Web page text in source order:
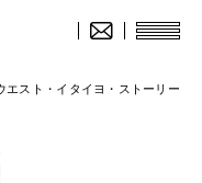
エスト・イタイヨ・ストーリー